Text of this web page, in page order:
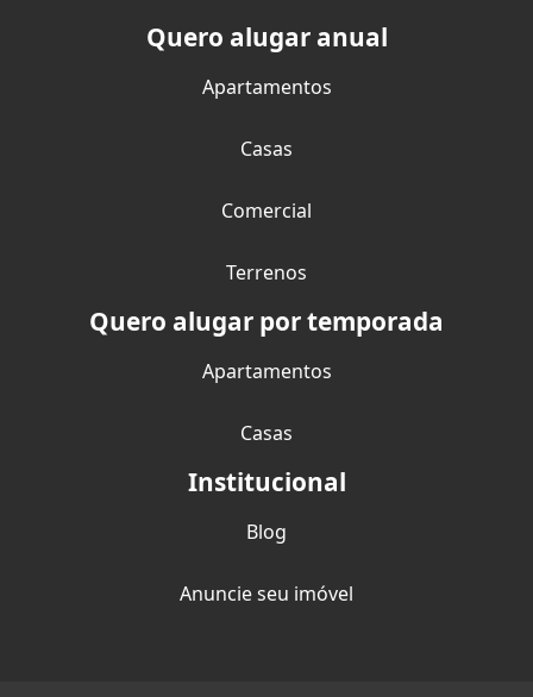
Quero alugar anual
Apartamentos
Casas
Comercial
Terrenos
Quero alugar por temporada
Apartamentos
Casas
Institucional
Blog
Anuncie seu imóvel